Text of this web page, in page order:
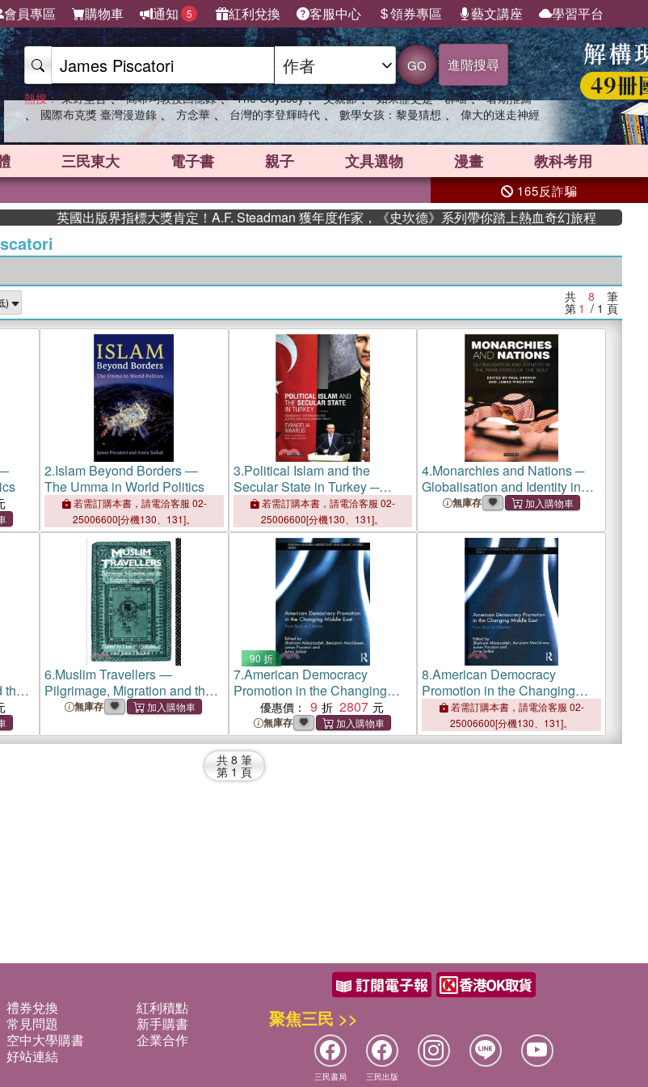
會員專區 購物車 通知 5 紅利兌換 客服中心 領券專區 藝文講座 學習平台
GO 進階搜尋
熱搜： 東野圭吾 、 高希均教授回憶錄 、 The Odyssey 、 父親節 、 如果歷史是一群喵 、 暑期推薦
、 國際布克獎 臺灣漫遊錄 、 方念華 、 台灣的李登輝時代 、 數學女孩：黎曼猜想 、 偉大的迷走神經
三民東大 電子書 親子 文具選物 漫畫 教科考用
165反詐騙
英國出版界指標大獎肯定！A.F. Steadman 獲年度作家，《史坎德》系列帶你踏上熱血奇幻旅程
共 8 筆
第 1 / 1 頁
2.Islam Beyond Borders ―
The Umma in World Politics
若需訂購本書，請電洽客服 02-
25006600[分機130、131]。
3.Political Islam and the
Secular State in Turkey ─
Democracy, Reform and the
Justice and Development Party
若需訂購本書，請電洽客服 02-
25006600[分機130、131]。
4.Monarchies and Nations ─
Globalisation and Identity in
the Arab States of the Gulf
無庫存
the
6.Muslim Travellers ―
Pilgrimage, Migration and the
Religious Imagination
無庫存
90 折
7.American Democracy
Promotion in the Changing
Middle East ― From Bush to
Obama
優惠價： 9 2807
無庫存
8.American Democracy
Promotion in the Changing
Middle East—From Bush to
Obama
若需訂購本書，請電洽客服 02-
25006600[分機130、131]。
共 8 筆
第 1 頁
禮券兌換
紅利積點
常見問題
新手購書
空中大學購書
企業合作
好站連結
聚焦三民 >>
三民書局 三民出版